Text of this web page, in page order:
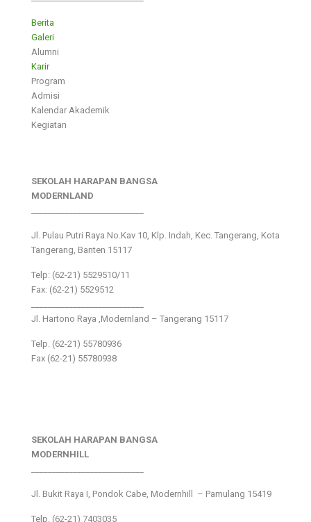
Berita
Galeri
Alumni
Karir
Program
Admisi
Kalendar Akademik
Kegiatan
SEKOLAH HARAPAN BANGSA
MODERNLAND
Jl. Pulau Putri Raya No.Kav 10, Klp. Indah, Kec. Tangerang, Kota
Tangerang, Banten 15117
Telp: (62-21) 5529510/11
Fax: (62-21) 5529512
Jl. Hartono Raya ,Modernland – Tangerang 15117
Telp. (62-21) 55780936
Fax (62-21) 55780938
SEKOLAH HARAPAN BANGSA
MODERNHILL
Jl. Bukit Raya I, Pondok Cabe, Modernhill – Pamulang 15419
Telp. (62-21) 7403035